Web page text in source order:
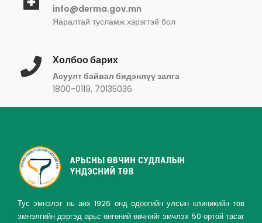
info@derma.gov.mn
Яаралтай тусламж хэрэгтэй бол
Холбоо барих
Асуулт байвал бидэнлүү залга
1800-0119, 70135036
Тус эмнэлэг нь анх 1926 онд одоогийн улсын клиникийн төв
эмнэлгийн дэргэд арьс өнгөний өвчнийг эмчлэх 50 ортой тасаг